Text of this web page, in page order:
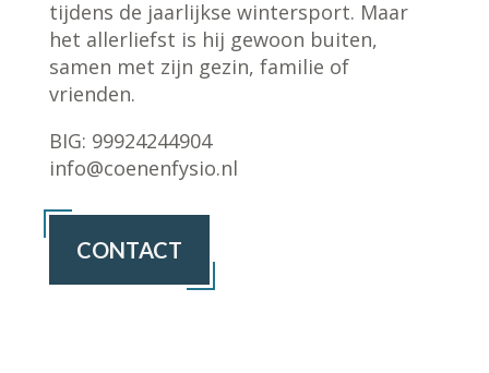
tijdens de jaarlijkse wintersport. Maar
het allerliefst is hij gewoon buiten,
samen met zijn gezin, familie of
vrienden.
BIG: 99924244904
info@coenenfysio.nl
CONTACT